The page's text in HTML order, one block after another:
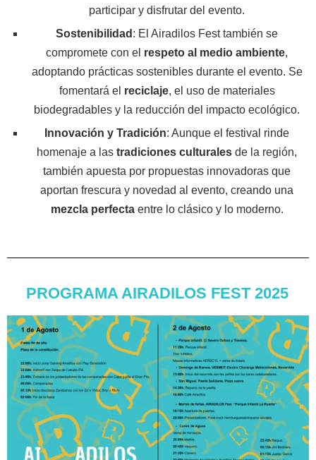
participar y disfrutar del evento.
Sostenibilidad : El Airadilos Fest también se
compromete con el respeto al medio ambiente,
adoptando prácticas sostenibles durante el evento. Se
fomentará el reciclaje, el uso de materiales
biodegradables y la reducción del impacto ecológico.
Innovación y Tradición: Aunque el festival rinde
homenaje a las tradiciones culturales de la región,
también apuesta por propuestas innovadoras que
aportan frescura y novedad al evento, creando una
mezcla perfectaentre lo clásico y lo moderno.
PROGRAMA AIRADILOS FEST 2025